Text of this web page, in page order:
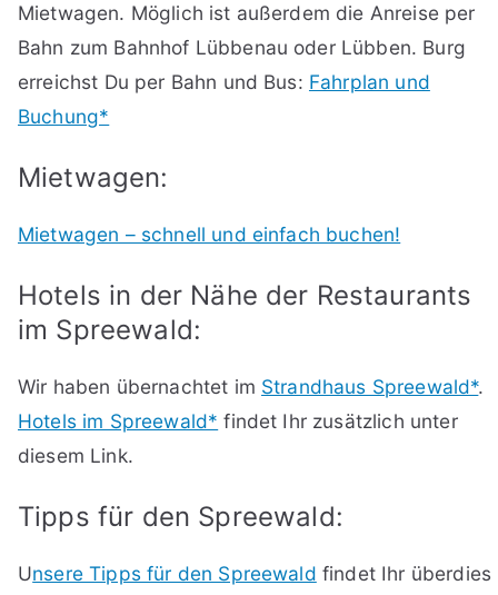
Mietwagen. Möglich ist außerdem die Anreise per
Bahn zum Bahnhof Lübbenau oder Lübben. Burg
erreichst Du per Bahn und Bus: Fahrplan und
Buchung*
Mietwagen:
Mietwagen – schnell und einfach buchen!
Hotels in der Nähe der Restaurants
im Spreewald:
Wir haben übernachtet im Strandhaus Spreewald*.
Hotels im Spreewald* findet Ihr zusätzlich unter
diesem Link.
Tipps für den Spreewald:
Unsere Tipps für den Spreewald findet Ihr überdies